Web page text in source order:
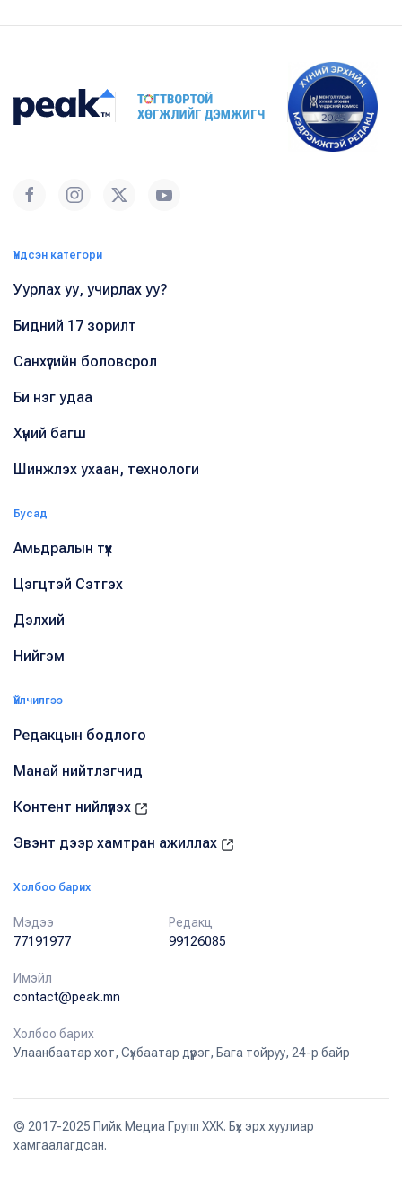
Үндсэн категори
Уурлах уу, учирлах уу?
Бидний 17 зорилт
Санхүүгийн боловсрол
Би нэг удаа
Хүний багш
Шинжлэх ухаан, технологи
Бусад
Амьдралын түүх
Цэгцтэй Сэтгэх
Дэлхий
Нийгэм
Үйлчилгээ
Редакцын бодлого
Манай нийтлэгчид
Контент нийлүүлэх
Эвэнт дээр хамтран ажиллах
Холбоо барих
Мэдээ
77191977
Редакц
99126085
Имэйл
contact@peak.mn
Холбоо барих
Улаанбаатар хот, Сүхбаатар дүүрэг, Бага тойруу, 24-р байр
© 2017-2025 Пийк Медиа Групп ХХК. Бүх эрх хуулиар
хамгаалагдсан.